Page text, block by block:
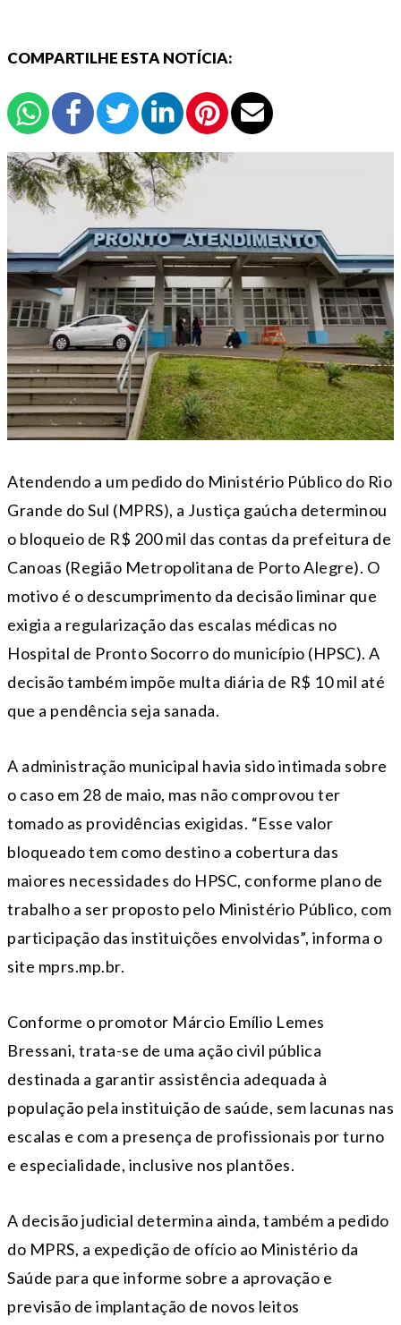
COMPARTILHE ESTA NOTÍCIA:
Atendendo a um pedido do Ministério Público do Rio
Grande do Sul (MPRS), a Justiça gaúcha determinou
o bloqueio de R$ 200 mil das contas da prefeitura de
Canoas (Região Metropolitana de Porto Alegre). O
motivo é o descumprimento da decisão liminar que
exigia a regularização das escalas médicas no
Hospital de Pronto Socorro do município (HPSC). A
decisão também impõe multa diária de R$ 10 mil até
que a pendência seja sanada.
A administração municipal havia sido intimada sobre
o caso em 28 de maio, mas não comprovou ter
tomado as providências exigidas. “Esse valor
bloqueado tem como destino a cobertura das
maiores necessidades do HPSC, conforme plano de
trabalho a ser proposto pelo Ministério Público, com
participação das instituições envolvidas”, informa o
site mprs.mp.br.
Conforme o promotor Márcio Emílio Lemes
Bressani, trata-se de uma ação civil pública
destinada a garantir assistência adequada à
população pela instituição de saúde, sem lacunas nas
escalas e com a presença de profissionais por turno
e especialidade, inclusive nos plantões.
A decisão judicial determina ainda, também a pedido
do MPRS, a expedição de ofício ao Ministério da
Saúde para que informe sobre a aprovação e
previsão de implantação de novos leitos